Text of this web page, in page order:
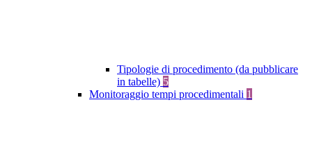
Tipologie di procedimento (da pubblicare
in tabelle) 5
Monitoraggio tempi procedimentali 1